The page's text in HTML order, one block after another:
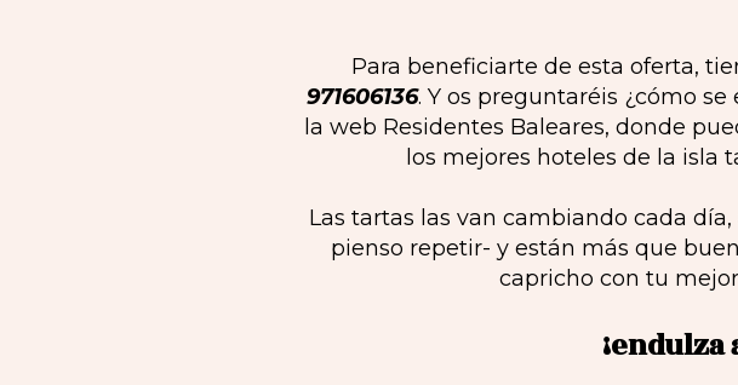
Para beneficiarte de esta oferta,
971606136. Y os preguntaréis ¿cómo
la web Residentes Baleares, donde
los mejores hoteles de la isla
Las tartas las van cambiando cada
pienso repetir- y están más que
capricho con tu
¡endulza